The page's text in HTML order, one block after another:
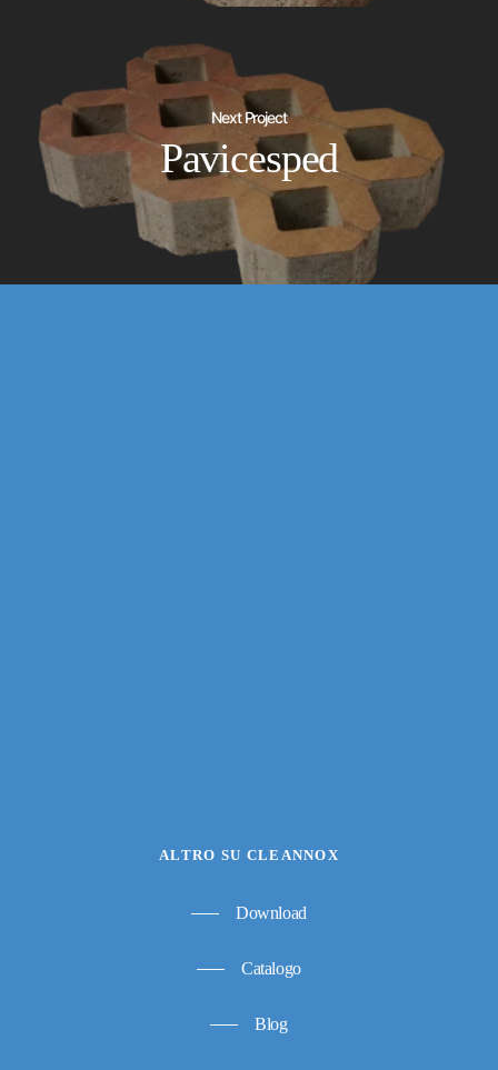
Next Project
Pavicesped
ALTRO SU CLEANNOX
Download
Catalogo
Blog